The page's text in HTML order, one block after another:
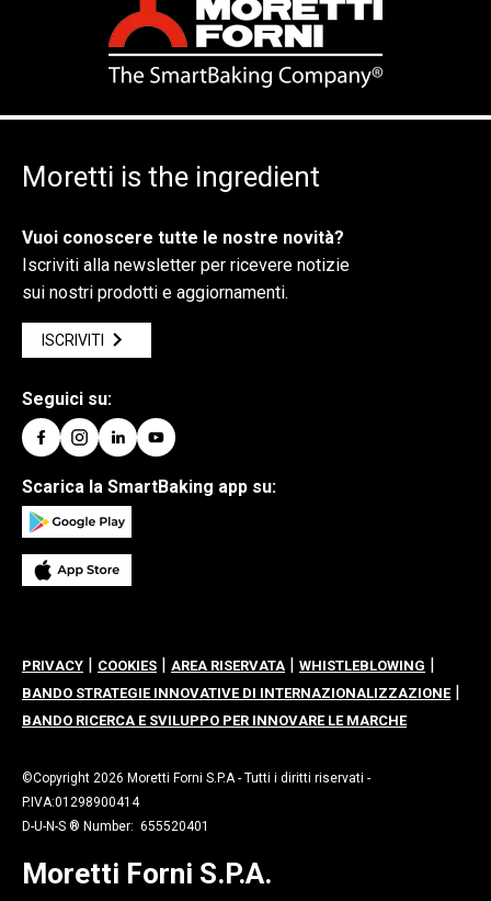
Moretti is the ingredient
Vuoi conoscere tutte le nostre novità?
Iscriviti alla newsletter per ricevere notizie
sui nostri prodotti e aggiornamenti.
ISCRIVITI
Seguici su:
Scarica la SmartBaking app su:
PRIVACY | COOKIES | AREA RISERVATA | WHISTLEBLOWING |
BANDO STRATEGIE INNOVATIVE DI INTERNAZIONALIZZAZIONE |
BANDO RICERCA E SVILUPPO PER INNOVARE LE MARCHE
©Copyright 2026 Moretti Forni S.P.A - Tutti i diritti riservati -
P.IVA:01298900414
D-U-N-S ® Number: 655520401
Moretti Forni S.P.A.